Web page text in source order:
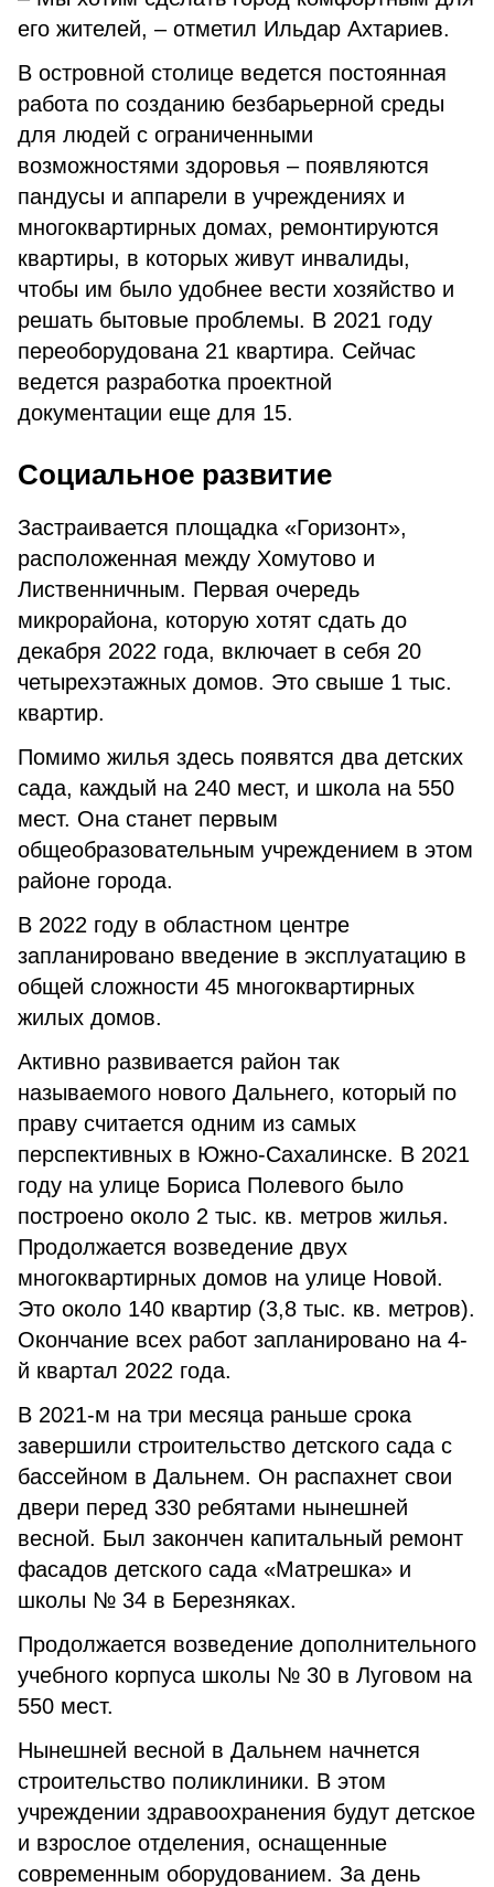
его жителей, – отметил Ильдар Ахтариев.
В островной столице ведется постоянная
работа по созданию безбарьерной среды
для людей с ограниченными
возможностями здоровья – появляются
пандусы и аппарели в учреждениях и
многоквартирных домах, ремонтируются
квартиры, в которых живут инвалиды,
чтобы им было удобнее вести хозяйство и
решать бытовые проблемы. В 2021 году
переоборудована 21 квартира. Сейчас
ведется разработка проектной
документации еще для 15.
Социальное развитие
Застраивается площадка «Горизонт»,
расположенная между Хомутово и
Лиственничным. Первая очередь
микрорайона, которую хотят сдать до
декабря 2022 года, включает в себя 20
четырехэтажных домов. Это свыше 1 тыс.
квартир.
Помимо жилья здесь появятся два детских
сада, каждый на 240 мест, и школа на 550
мест. Она станет первым
общеобразовательным учреждением в этом
районе города.
В 2022 году в областном центре
запланировано введение в эксплуатацию в
общей сложности 45 многоквартирных
жилых домов.
Активно развивается район так
называемого нового Дальнего, который по
праву считается одним из самых
перспективных в Южно-Сахалинске. В 2021
году на улице Бориса Полевого было
построено около 2 тыс. кв. метров жилья.
Продолжается возведение двух
многоквартирных домов на улице Новой.
Это около 140 квартир (3,8 тыс. кв. метров).
Окончание всех работ запланировано на 4-
й квартал 2022 года.
В 2021-м на три месяца раньше срока
завершили строительство детского сада с
бассейном в Дальнем. Он распахнет свои
двери перед 330 ребятами нынешней
весной. Был закончен капитальный ремонт
фасадов детского сада «Матрешка» и
школы № 34 в Березняках.
Продолжается возведение дополнительного
учебного корпуса школы № 30 в Луговом на
550 мест.
Нынешней весной в Дальнем начнется
строительство поликлиники. В этом
учреждении здравоохранения будут детское
и взрослое отделения, оснащенные
современным оборудованием. За день